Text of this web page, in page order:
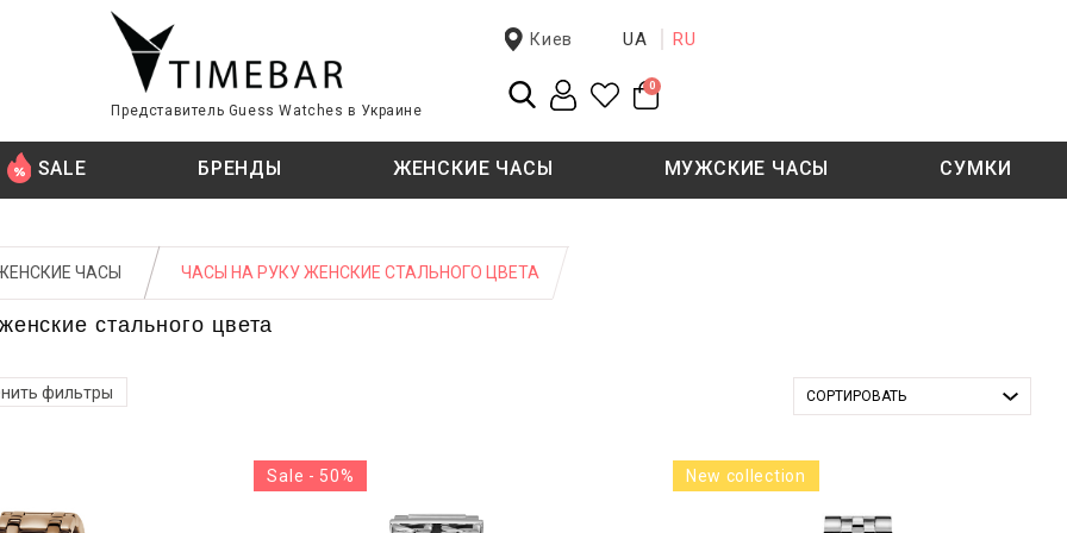
Представитель Guess Watches в Украине
Киев UA RU
0
SALE БРЕНДЫ
T
TISSOT
TIMBERLAND
W WELDER
ЖЕНСКИЕ ЧАСЫ
ТИП КРЕПЛЕНИЯ
МУЖСКИЕ ЧАСЫ
ТИП КРЕПЛЕНИЯ
СУМКИ
ЧАСЫ ЧАСЫ НА РУКУ ЖЕНСКИЕ СТАЛЬНОГО ЦВЕТА
стального цвета
фильтры СОРТИРОВАТЬ
Sale - 50% New collection